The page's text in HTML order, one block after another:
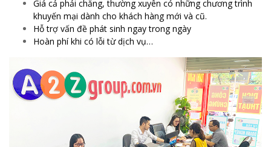
Giá cả phải chăng, thường xuyên có những chương trình
khuyến mại dành cho khách hàng mới và cũ.
Hỗ trợ vấn đề phát sinh ngay trong ngày
Hoàn phí khi có lỗi từ dịch vụ…